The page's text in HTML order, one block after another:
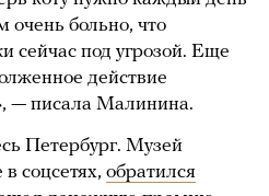
очень больно, что
сейчас под угрозой. Еще
действие
— писала Малинина.
Петербург. Музей
соцсетях, обратился